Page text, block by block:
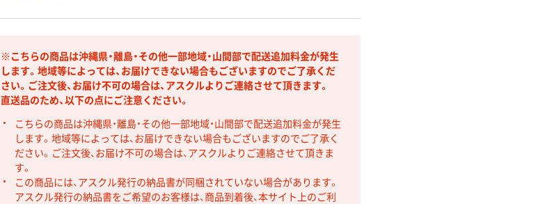
※こちらの商品は沖縄県・離島・その他一部地域・山間部で配送追加料金が発生
します。地域等によっては、お届けできない場合もございますのでご了承くだ
さい。ご注文後、お届け不可の場合は、アスクルよりご連絡させて頂きます。
直送品のため、以下の点にご注意ください。
こちらの商品は沖縄県・離島・その他一部地域・山間部で配送追加料金が発生
します。地域等によっては、お届けできない場合もございますのでご了承く
ださい。ご注文後、お届け不可の場合は、アスクルよりご連絡させて頂きま
す。
この商品には、アスクル発行の納品書が同梱されていない場合があります。
アスクル発行の納品書をご希望のお客様は、商品到着後、本サイト上のご利